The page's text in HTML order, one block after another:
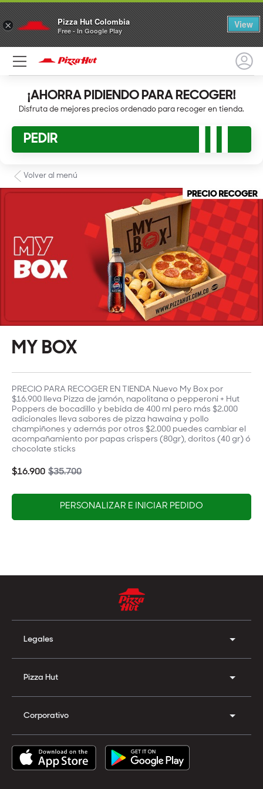
× Pizza Hut Colombia
Free - In Google Play
View
¡AHORRA PIDIENDO PARA RECOGER!
Disfruta de mejores precios ordenado para recoger en tienda.
PEDIR
Volver al menú
MY BOX
PRECIO PARA RECOGER EN TIENDA Nuevo My Box por
$16.900 lleva Pizza de jamón, napolitana o pepperoni + Hut
Poppers de bocadillo y bebida de 400 ml pero más $2.000
adicionales lleva sabores de pizza hawaina y pollo
champiñones y además por otros $2.000 puedes cambiar el
acompañamiento por papas crispers (80gr), doritos (40 gr) ó
chocolate sticks
$16.900 $35.700
PERSONALIZAR E INICIAR PEDIDO
Legales
Pizza Hut
Corporativo